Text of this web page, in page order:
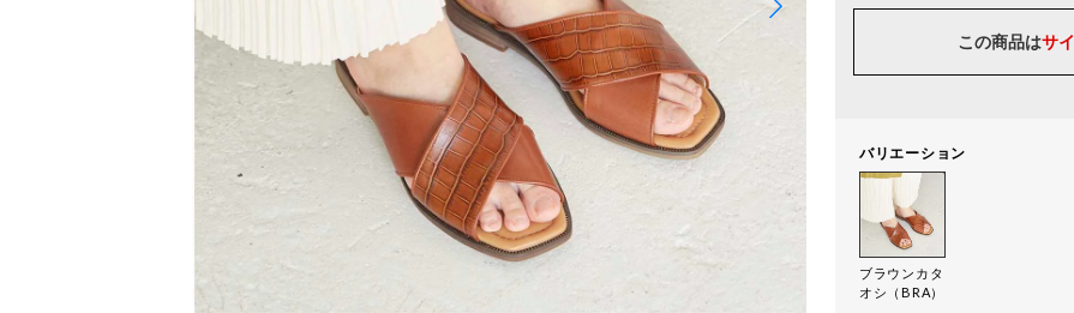
この商品はサ
バリエーション
ブラウンカタ
オシ（BRA）